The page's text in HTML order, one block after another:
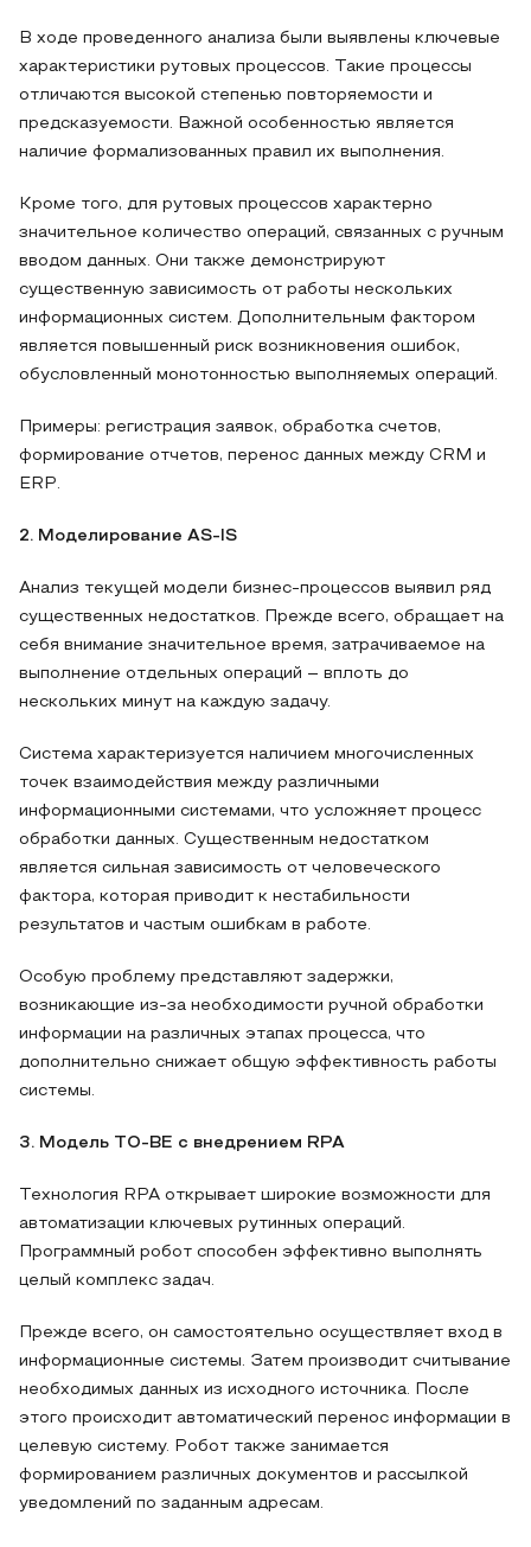
В ходе проведенного анализа были выявлены ключевые
характеристики рутовых процессов. Такие процессы
отличаются высокой степенью повторяемости и
предсказуемости. Важной особенностью является
наличие формализованных правил их выполнения.
Кроме того, для рутовых процессов характерно
значительное количество операций, связанных с ручным
вводом данных. Они также демонстрируют
существенную зависимость от работы нескольких
информационных систем. Дополнительным фактором
является повышенный риск возникновения ошибок,
обусловленный монотонностью выполняемых операций.
Примеры: регистрация заявок, обработка счетов,
формирование отчетов, перенос данных между CRM и
ERP.
2. Моделирование AS-IS
Анализ текущей модели бизнес-процессов выявил ряд
существенных недостатков. Прежде всего, обращает на
себя внимание значительное время, затрачиваемое на
выполнение отдельных операций – вплоть до
нескольких минут на каждую задачу.
Система характеризуется наличием многочисленных
точек взаимодействия между различными
информационными системами, что усложняет процесс
обработки данных. Существенным недостатком
является сильная зависимость от человеческого
фактора, которая приводит к нестабильности
результатов и частым ошибкам в работе.
Особую проблему представляют задержки,
возникающие из-за необходимости ручной обработки
информации на различных этапах процесса, что
дополнительно снижает общую эффективность работы
системы.
3. Модель TO-BE с внедрением RPA
Технология RPA открывает широкие возможности для
автоматизации ключевых рутинных операций.
Программный робот способен эффективно выполнять
целый комплекс задач.
Прежде всего, он самостоятельно осуществляет вход в
информационные системы. Затем производит считывание
необходимых данных из исходного источника. После
этого происходит автоматический перенос информации в
целевую систему. Робот также занимается
формированием различных документов и рассылкой
уведомлений по заданным адресам.